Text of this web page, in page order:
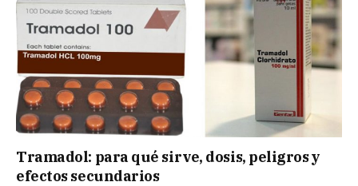
Tramadol: para qué sirve, dosis, peligros y
efectos secundarios